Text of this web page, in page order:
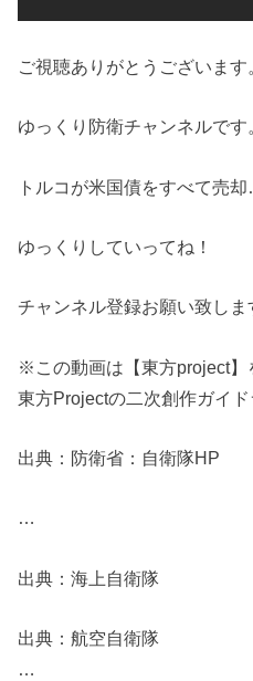
ご視聴ありがとうございます
ゆっくり防衛チャンネルです
トルコが米国債をすべて売却
ゆっくりしていってね！
チャンネル登録お願い致しま
※この動画は【東方project】
東方Projectの二次創作ガイ
出典：防衛省：自衛隊HP
…
出典：海上自衛隊
出典：航空自衛隊
…